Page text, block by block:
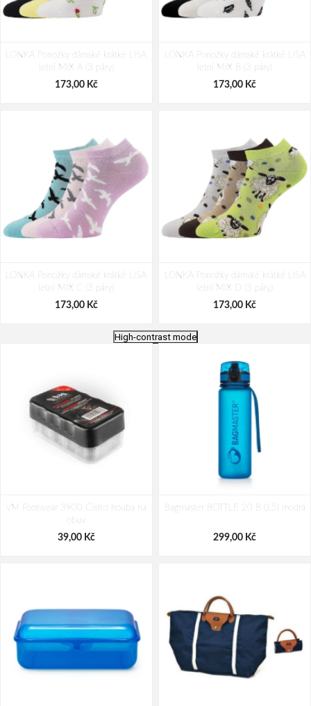
LONKA Ponožky dámské krátké LISA
letní MIX A (3 páry)
173,00 Kč
LONKA Ponožky dámské krátké LISA
letní MIX B (3 páry)
173,00 Kč
LONKA Ponožky dámské krátké LISA
letní MIX C (3 páry)
173,00 Kč
LONKA Ponožky dámské krátké LISA
letní MIX D (3 páry)
173,00 Kč
letní MIX E (3 páry)
173,00 Kč
letní MIX F (3 páry)
High-contrast mode
VM Footwear 3900 Čistící houba na
obuv
39,00 Kč
Bagmaster BOTTLE 20 B 0,5l modrá
299,00 Kč